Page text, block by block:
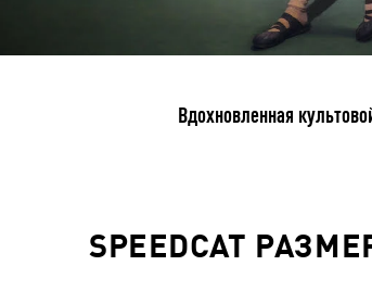
Вдохновленная
SPEEDCAT